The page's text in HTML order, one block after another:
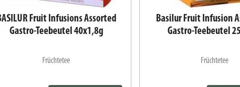
Fruit Infusions Assorted
Gastro-Teebeutel 40x1,8g
Früchtetee
Basilur Fruit Infusion
Gastro-Teebeutel
Früchtetee